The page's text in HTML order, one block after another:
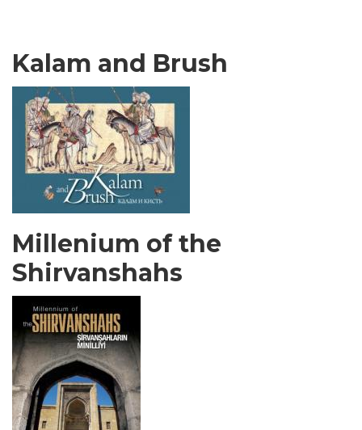
Kalam and Brush
Millenium of the
Shirvanshahs